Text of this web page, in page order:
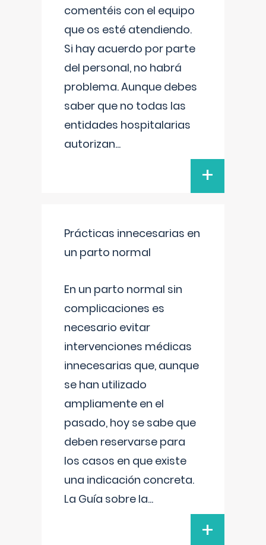
comentéis con el equipo
que os esté atendiendo.
Si hay acuerdo por parte
del personal, no habrá
problema. Aunque debes
saber que no todas las
entidades hospitalarias
autorizan...
+
Prácticas innecesarias en
un parto normal
En un parto normal sin
complicaciones es
necesario evitar
intervenciones médicas
innecesarias que, aunque
se han utilizado
ampliamente en el
pasado, hoy se sabe que
deben reservarse para
los casos en que existe
una indicación concreta.
La Guía sobre la...
+